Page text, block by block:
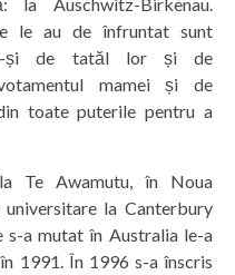
le au de înfruntat sunt
și de tatăl lor și de
mamei și de
toate puterile pentru a
Te Awamutu, în Noua
la Canterbury
s-a mutat în Australia le-a
1991. În 1996 s-a înscris